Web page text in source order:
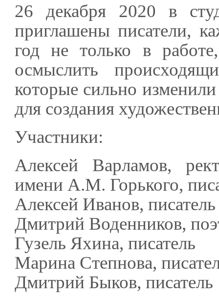
26 декабря 2020 в
приглашены писатели,
год не только в
осмыслить
которые сильно
для создания
Участники:
Алексей Варламов,
имени А.М. Горького,
Алексей Иванов, писатель
Дмитрий Воденников,
Гузель Яхина, писатель
Марина Степнова,
Дмитрий Быков, писатель